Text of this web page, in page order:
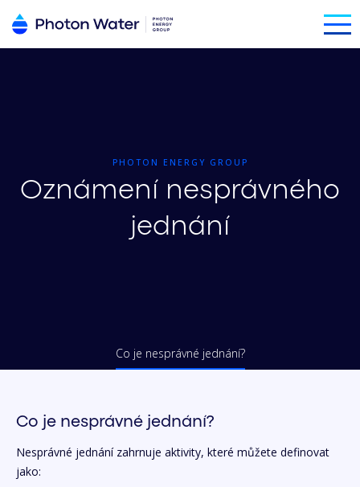
PHOTON ENERGY GROUP
Oznámení nesprávného
jednání
Co je nesprávné jednání?
Co je nesprávné jednání?
Nesprávné jednání zahrnuje aktivity, které můžete definovat
jako: